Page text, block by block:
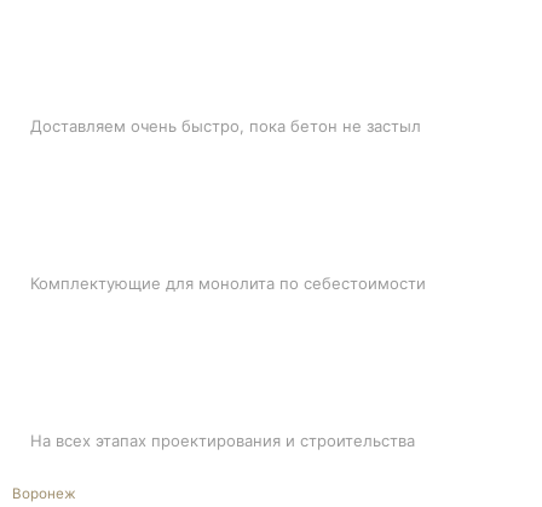
Доставляем очень быстро, пока бетон не застыл
Комплектующие для монолита по себестоимости
На всех этапах проектирования и строительства
Воронеж